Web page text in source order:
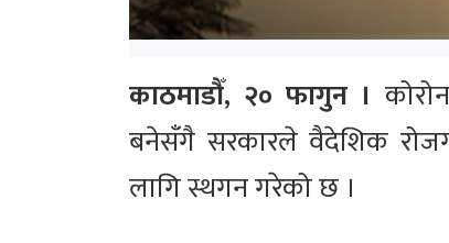
काठमाडौँ, २० फागुन ।
बनेसँगै सरकारले वैदेशिक
लागि स्थगन गरेको छ ।